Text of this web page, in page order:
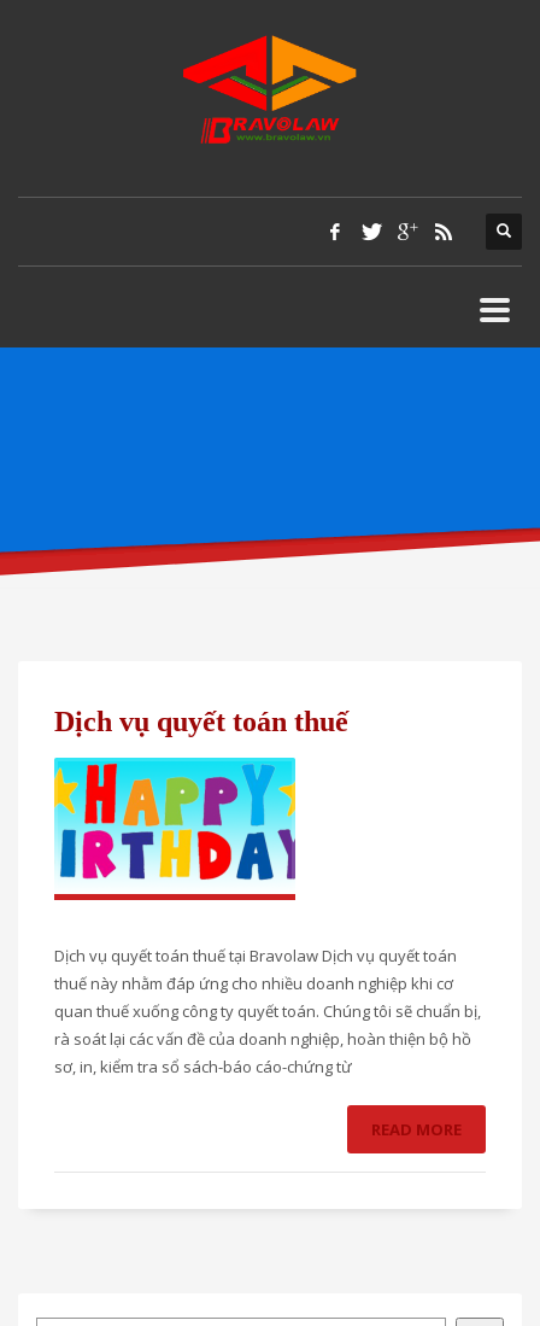
Dịch vụ quyết toán thuế
Dịch vụ quyết toán thuế tại Bravolaw Dịch vụ quyết toán
thuế này nhằm đáp ứng cho nhiều doanh nghiệp khi cơ
quan thuế xuống công ty quyết toán. Chúng tôi sẽ chuẩn bị,
rà soát lại các vấn đề của doanh nghiệp, hoàn thiện bộ hồ
sơ, in, kiểm tra sổ sách-báo cáo-chứng từ
READ MORE